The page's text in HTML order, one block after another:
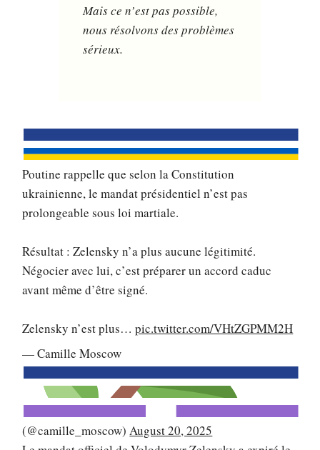
Mais ce n’est pas possible,
nous résolvons des problèmes
sérieux.
Poutine rappelle que selon la Constitution
ukrainienne, le mandat présidentiel n’est pas
prolongeable sous loi martiale.
Résultat : Zelensky n’a plus aucune légitimité.
Négocier avec lui, c’est préparer un accord caduc
avant même d’être signé.
Zelensky n’est plus…pic.twitter.com/VHtZGPMM2H
— Camille Moscow
(@camille_moscow)August 20, 2025